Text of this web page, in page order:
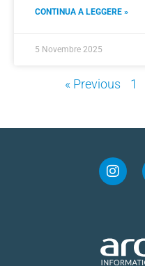
CONTINUA A LEGGERE »
5 Novembre 2025
« Previous 1